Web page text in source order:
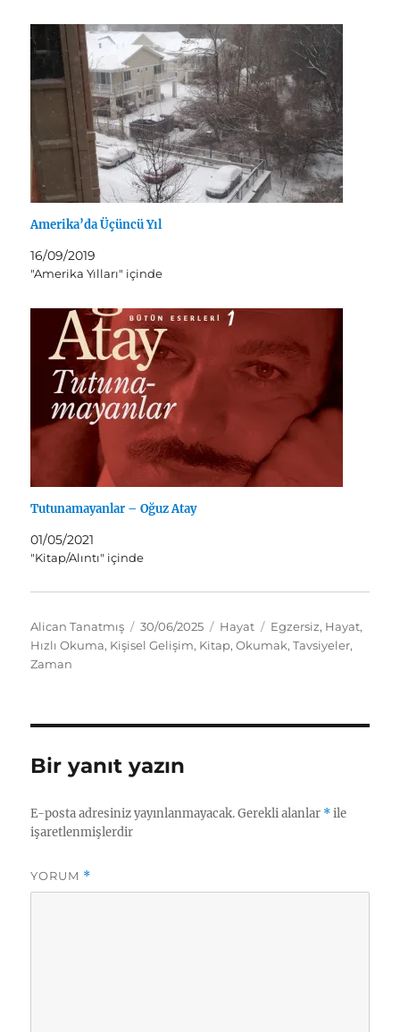
Amerika’da Üçüncü Yıl
16/09/2019
"Amerika Yılları" içinde
Tutunamayanlar – Oğuz Atay
01/05/2021
"Kitap/Alıntı" içinde
Yazar
Alican Tanatmış
Yayın
tarihi
30/06/2025 Kategoriler
Hayat Etiketler
Egzersiz, Hayat,
Hızlı Okuma, Kişisel Gelişim, Kitap,Okumak,Tavsiyeler,
Zaman
Bir yanıt yazın
E-posta adresiniz yayınlanmayacak. Gerekli alanlar *ile
işaretlenmişlerdir
YORUM *